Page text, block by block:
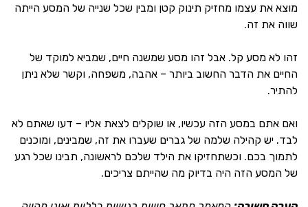
מוצא את עצמו מחזיק תינוק קטן ומבין שכל שנייה של המסע הייתה
שווה את זה.
זהו לא מסע קל. אבל זהו מסע שמשנה חיים, שמביא למוקד של
החיים את הדבר החשוב ביותר – אהבה, משפחה, וקשר שלא ניתן
להתיר.
ואם אתם במסע הזה עכשיו, או שוקלים לצאת אליו – דעו שאתם לא
לבד. יש קהילה שלמה של גברים שעברו את זה, שמבינים, ומוכנים
לתמוך בכם. וכשתחזיקו את הילד שלכם לראשונה, תבינו שכל רגע
של המסע הזה היה בדיוק מה שהייתם צריכים.